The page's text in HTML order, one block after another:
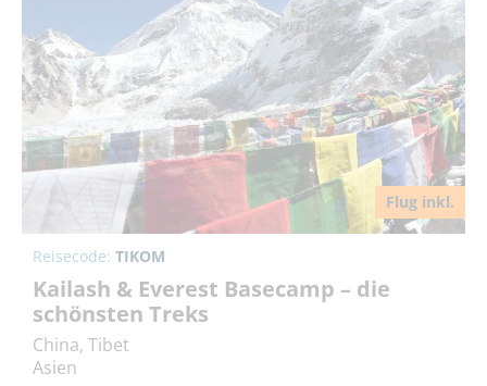
Flug inkl.
Reisecode: TIKOM
Kailash & Everest Basecamp – die
schönsten Treks
China, Tibet
Asien